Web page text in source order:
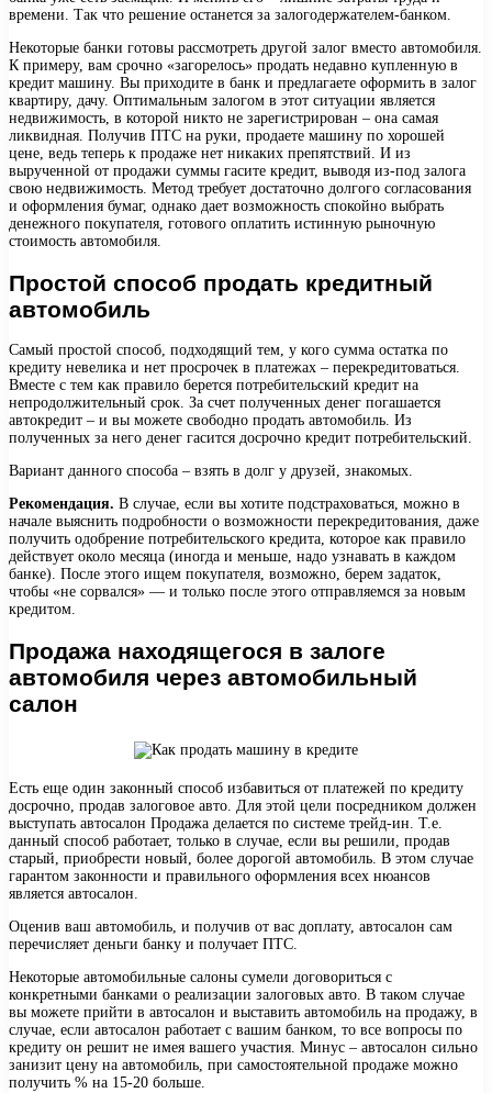
времени. Так что решение останется за залогодержателем-банком.
Некоторые банки готовы рассмотреть другой залог вместо автомобиля.
К примеру, вам срочно «загорелось» продать недавно купленную в
кредит машину. Вы приходите в банк и предлагаете оформить в залог
квартиру, дачу. Оптимальным залогом в этот ситуации является
недвижимость, в которой никто не зарегистрирован – она самая
ликвидная. Получив ПТС на руки, продаете машину по хорошей
цене, ведь теперь к продаже нет никаких препятствий. И из
вырученной от продажи суммы гасите кредит, выводя из-под залога
свою недвижимость. Метод требует достаточно долгого согласования
и оформления бумаг, однако дает возможность спокойно выбрать
денежного покупателя, готового оплатить истинную рыночную
стоимость автомобиля.
Простой способ продать кредитный
автомобиль
Самый простой способ, подходящий тем, у кого сумма остатка по
кредиту невелика и нет просрочек в платежах – перекредитоваться.
Вместе с тем как правило берется потребительский кредит на
непродолжительный срок. За счет полученных денег погашается
автокредит – и вы можете свободно продать автомобиль. Из
полученных за него денег гасится досрочно кредит потребительский.
Вариант данного способа – взять в долг у друзей, знакомых.
Рекомендация. В случае, если вы хотите подстраховаться, можно в
начале выяснить подробности о возможности перекредитования, даже
получить одобрение потребительского кредита, которое как правило
действует около месяца (иногда и меньше, надо узнавать в каждом
банке). После этого ищем покупателя, возможно, берем задаток,
чтобы «не сорвался» — и только после этого отправляемся за новым
кредитом.
Продажа находящегося в залоге
автомобиля через автомобильный
салон
Есть еще один законный способ избавиться от платежей по кредиту
досрочно, продав залоговое авто. Для этой цели посредником должен
выступать автосалон Продажа делается по системе трейд-ин. Т.е.
данный способ работает, только в случае, если вы решили, продав
старый, приобрести новый, более дорогой автомобиль. В этом случае
гарантом законности и правильного оформления всех нюансов
является автосалон.
Оценив ваш автомобиль, и получив от вас доплату, автосалон сам
перечисляет деньги банку и получает ПТС.
Некоторые автомобильные салоны сумели договориться с
конкретными банками о реализации залоговых авто. В таком случае
вы можете прийти в автосалон и выставить автомобиль на продажу, в
случае, если автосалон работает с вашим банком, то все вопросы по
кредиту он решит не имея вашего участия. Минус – автосалон сильно
занизит цену на автомобиль, при самостоятельной продаже можно
получить % на 15-20 больше.